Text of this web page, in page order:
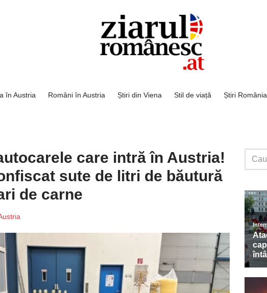
în Austria Români în Austria Știri din Viena Stil de viață Știri România
care intră în Austria!
sute de litri de băutură
de carne